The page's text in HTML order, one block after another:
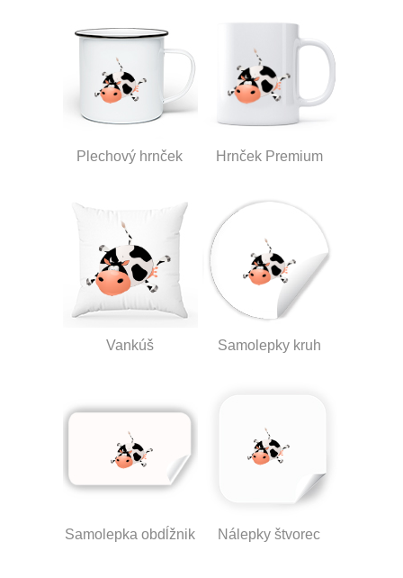
Plechový hrnček Hrnček Premium
Vankúš Samolepky kruh
Samolepka obdĺžnik Nálepky štvorec